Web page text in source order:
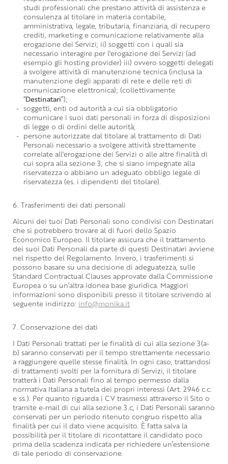
studi professionali che prestano attività di assistenza e
consulenza al titolare in materia contabile,
amministrativa, legale, tributaria, finanziaria, di recupero
crediti, marketing e comunicazione relativamente alla
erogazione dei Servizi; ii) soggetti con i quali sia
necessario interagire per l'erogazione dei Servizi (ad
esempio gli hosting provider) iii) ovvero soggetti delegati
a svolgere attività di manutenzione tecnica (inclusa la
manutenzione degli apparati di rete e delle reti di
comunicazione elettronica); (collettivamente
“Destinatari”);
soggetti, enti od autorità a cui sia obbligatorio
comunicare i suoi dati personali in forza di disposizioni
di legge o di ordini delle autorità;
persone autorizzate dal titolare al trattamento di Dati
Personali necessario a svolgere attività strettamente
correlate all'erogazione dei Servizi o alle altre finalità di
cui sopra alla sezione 3, che si siano impegnate alla
riservatezza o abbiano un adeguato obbligo legale di
riservatezza (es. i dipendenti del titolare).
6. Trasferimenti dei dati personali
Alcuni dei tuoi Dati Personali sono condivisi con Destinatari
che si potrebbero trovare al di fuori dello Spazio
Economico Europeo. Il titolare assicura che il trattamento
dei suoi Dati Personali da parte di questi Destinatari avviene
nel rispetto del Regolamento. Invero, i trasferimenti si
possono basare su una decisione di adeguatezza, sulle
Standard Contractual Clauses approvate dalla Commissione
Europea o su un’altra idonea base giuridica. Maggiori
informazioni sono disponibili presso il titolare scrivendo al
seguente indirizzo: info@monika.it
7. Conservazione dei dati
I Dati Personali trattati per le finalità di cui alla sezione 3(a-
b) saranno conservati per il tempo strettamente necessario
a raggiungere quelle stesse finalità. In ogni caso, trattandosi
di trattamenti svolti per la fornitura di Servizi, il titolare
tratterà i Dati Personali fino al tempo permesso dalla
normativa Italiana a tutela dei propri interessi (Art. 2946 c.c.
e ss.). Per quanto riguarda i CV trasmessi attraverso il Sito o
tramite e-mail di cui alla sezione 3.c, i Dati Personali saranno
conservati per un periodo ritenuto congruo rispetto alla
finalità per cui il dato viene acquisito. È fatta salva la
possibilità per il titolare di ricontattare il candidato poco
prima della scadenza indicata per richiedere un’estensione
di tale periodo di conservazione.